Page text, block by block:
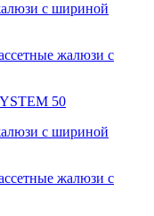
с шириной
жалюзи с
50
с шириной
жалюзи с